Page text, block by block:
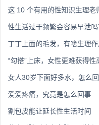
这 10 个有用的性知识生理老
性生活过于频繁会容易早泄吗
丁丁上面的毛发，有啥生理作
“勾搭”上床，女性更难获得性
女人30岁下面好多水，怎么回
爱爱疼痛，究竟是怎么回事
割包皮能让延长性生活时间